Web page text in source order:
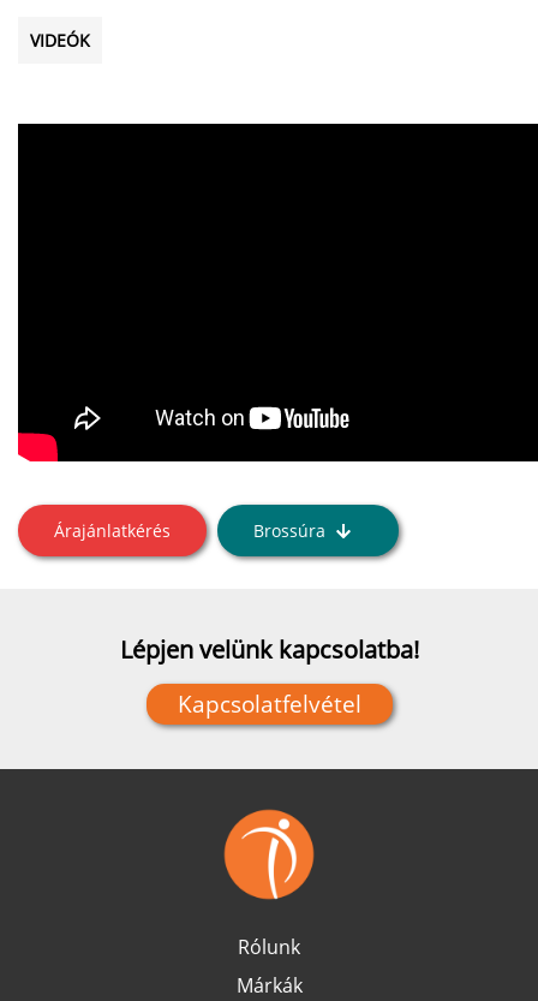
VIDEÓK
Árajánlatkérés Brossúra
Lépjen velünk kapcsolatba!
Kapcsolatfelvétel
Rólunk
Márkák